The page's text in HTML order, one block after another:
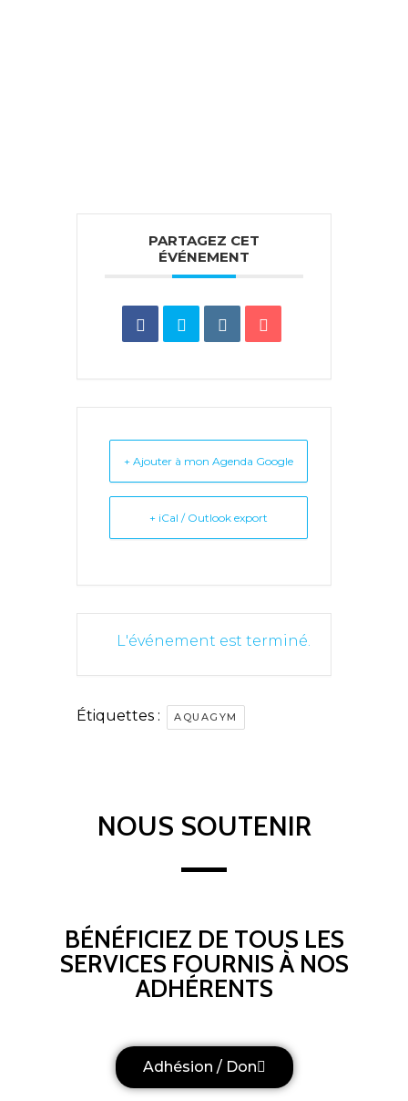
PARTAGEZ CET
ÉVÉNEMENT
+ Ajouter à mon Agenda Google
+ iCal / Outlook export
L'événement est terminé.
Étiquettes : AQUAGYM
NOUS SOUTENIR
BÉNÉFICIEZ DE TOUS LES
SERVICES FOURNIS À NOS
ADHÉRENTS
Adhésion / Don